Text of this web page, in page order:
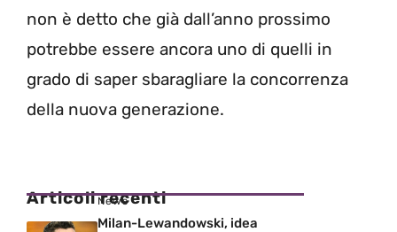
non è detto che già dall’anno prossimo
potrebbe essere ancora uno di quelli in
grado di saper sbaragliare la concorrenza
della nuova generazione.
Articoli recenti
News
Milan-Lewandowski, idea